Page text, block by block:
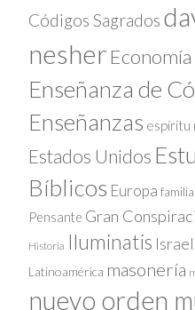
Códigos Sagrados
nesher Economía
Enseñanza de
Enseñanzas espíritu
Estados Unidos
Bíblicos Europa familia
Pensante Gran
Historia Iluminatis Israel
Latinoamérica masonería
nuevo orden